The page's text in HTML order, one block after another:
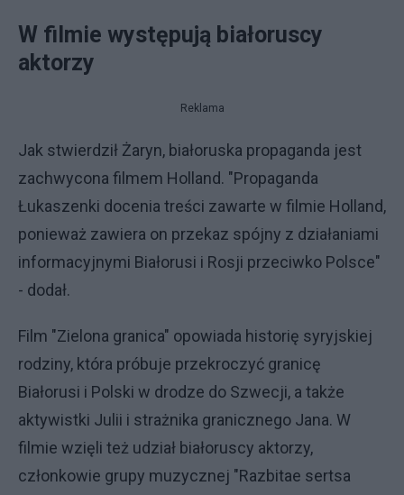
W filmie występują białoruscy
aktorzy
Reklama
Jak stwierdził Żaryn, białoruska propaganda jest
zachwycona filmem Holland. "Propaganda
Łukaszenki docenia treści zawarte w filmie Holland,
ponieważ zawiera on przekaz spójny z działaniami
informacyjnymi Białorusi i Rosji przeciwko Polsce"
- dodał.
Film "Zielona granica" opowiada historię syryjskiej
rodziny, która próbuje przekroczyć granicę
Białorusi i Polski w drodze do Szwecji, a także
aktywistki Julii i strażnika granicznego Jana. W
filmie wzięli też udział białoruscy aktorzy,
członkowie grupy muzycznej "Razbitae sertsa